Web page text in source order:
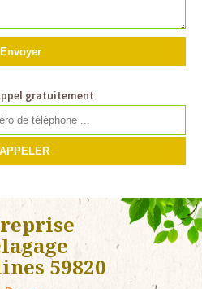
gratuitement
59820